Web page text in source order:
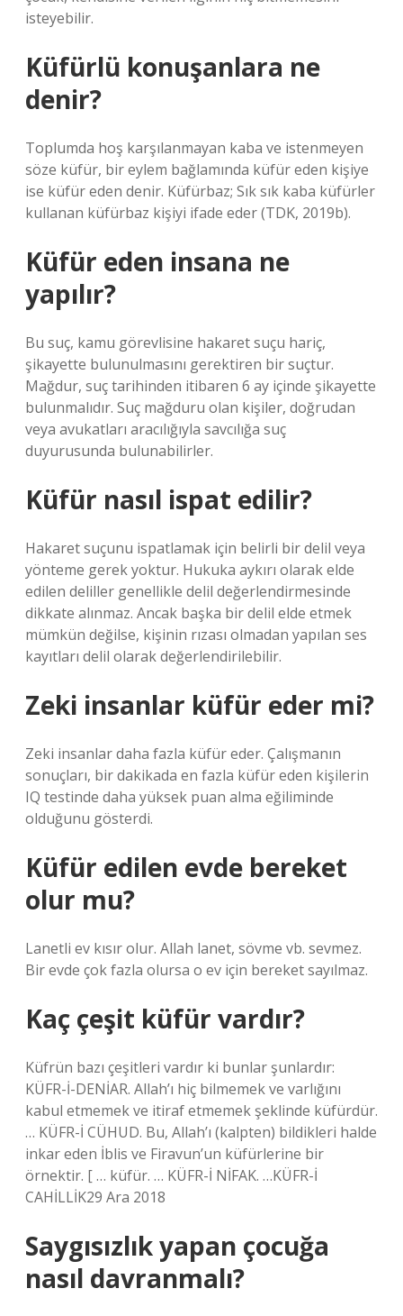
isteyebilir.
Küfürlü konuşanlara ne
denir?
Toplumda hoş karşılanmayan kaba ve istenmeyen
söze küfür, bir eylem bağlamında küfür eden kişiye
ise küfür eden denir. Küfürbaz; Sık sık kaba küfürler
kullanan küfürbaz kişiyi ifade eder (TDK, 2019b).
Küfür eden insana ne
yapılır?
Bu suç, kamu görevlisine hakaret suçu hariç,
şikayette bulunulmasını gerektiren bir suçtur.
Mağdur, suç tarihinden itibaren 6 ay içinde şikayette
bulunmalıdır. Suç mağduru olan kişiler, doğrudan
veya avukatları aracılığıyla savcılığa suç
duyurusunda bulunabilirler.
Küfür nasıl ispat edilir?
Hakaret suçunu ispatlamak için belirli bir delil veya
yönteme gerek yoktur. Hukuka aykırı olarak elde
edilen deliller genellikle delil değerlendirmesinde
dikkate alınmaz. Ancak başka bir delil elde etmek
mümkün değilse, kişinin rızası olmadan yapılan ses
kayıtları delil olarak değerlendirilebilir.
Zeki insanlar küfür eder mi?
Zeki insanlar daha fazla küfür eder. Çalışmanın
sonuçları, bir dakikada en fazla küfür eden kişilerin
IQ testinde daha yüksek puan alma eğiliminde
olduğunu gösterdi.
Küfür edilen evde bereket
olur mu?
Lanetli ev kısır olur. Allah lanet, sövme vb. sevmez.
Bir evde çok fazla olursa o ev için bereket sayılmaz.
Kaç çeşit küfür vardır?
Küfrün bazı çeşitleri vardır ki bunlar şunlardır:
KÜFR-İ-DENİAR. Allah’ı hiç bilmemek ve varlığını
kabul etmemek ve itiraf etmemek şeklinde küfürdür.
… KÜFR-İ CÜHUD. Bu, Allah’ı (kalpten) bildikleri halde
inkar eden İblis ve Firavun’un küfürlerine bir
örnektir. [ … küfür. … KÜFR-İ NİFAK. …KÜFR-İ
CAHİLLİK29 Ara 2018
Saygısızlık yapan çocuğa
nasıl davranmalı?